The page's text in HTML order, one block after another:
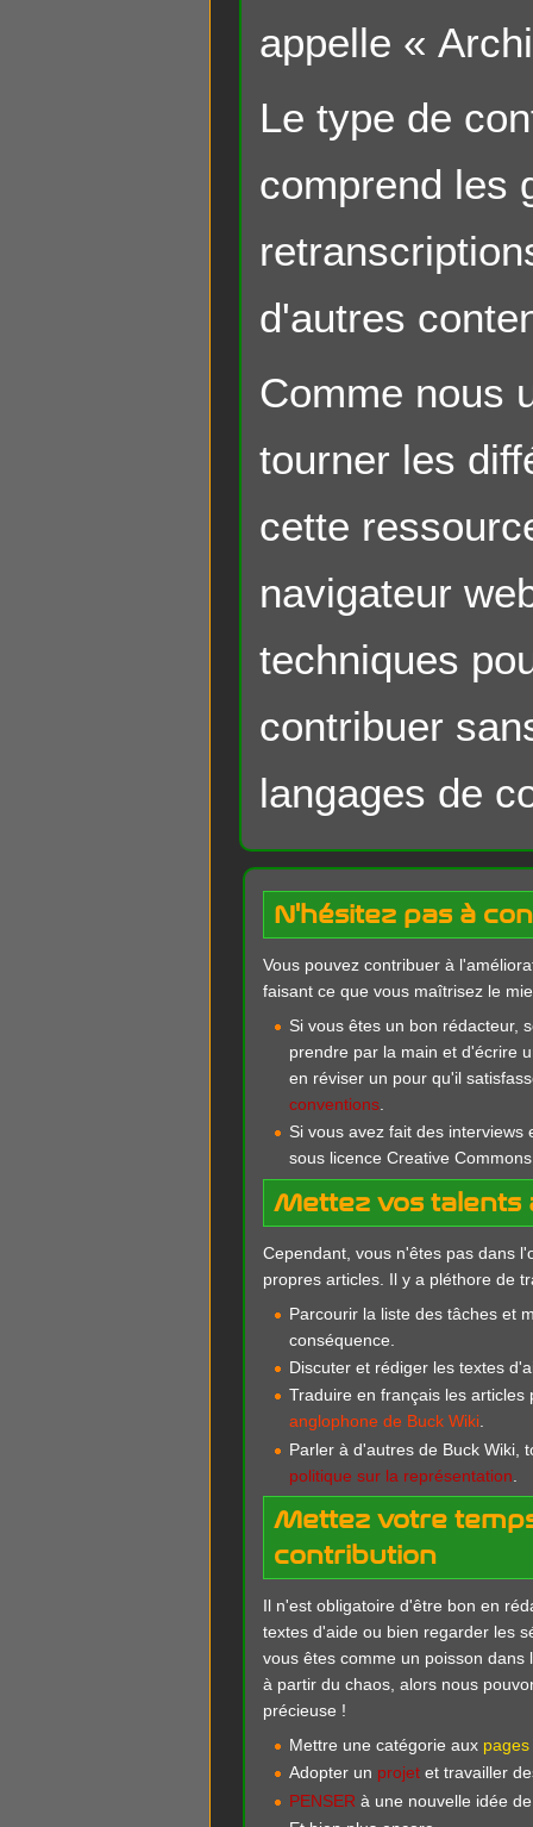
appelle «
Le type de
comprend les
d'autres
Comme nous
tourner les
cette
navigateur
techniques
contribuer
langages de
N'hésitez pas à
Vous pouvez contribuer à
faisant ce que vous maîtrisez le
Si vous êtes un bon rédacteur,
prendre par la main et d'écrire
en réviser un pour qu'il
conventions
Si vous avez fait des interviews
sous licence Creative
Mettez vos talents
Cependant, vous n'êtes pas dans
propres articles. Il y a pléthore de
Parcourir la liste des tâches et
conséquence.
Discuter et rédiger les textes
Traduire en français les
anglophone de Buck Wiki.
Parler à d'autres de Buck Wiki,
politique sur la représentation
Mettez votre
contribution
Il n'est obligatoire d'être bon en
textes d'aide ou bien regarder les
vous êtes comme un poisson
à partir du chaos, alors nous
précieuse !
Mettre une catégorie aux
Adopter un projet et travailler
PENSER à une nouvelle idée